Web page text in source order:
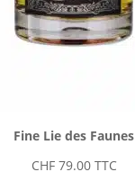
Fine Lie des Faunes
CHF79.00 TTC